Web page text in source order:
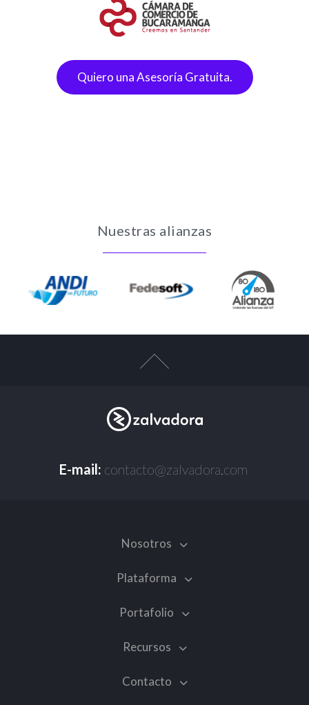
Quiero una Asesoría Gratuita.
Nuestras alianzas
E-mail: contacto@zalvadora.com
Nosotros
Plataforma
Portafolio
Recursos
Contacto